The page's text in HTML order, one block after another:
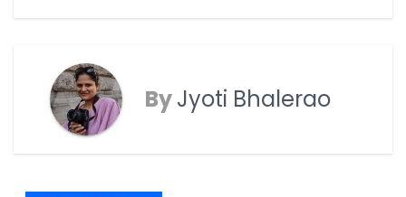
ByJyoti Bhalerao